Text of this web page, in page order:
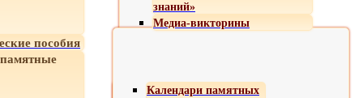
знаний»
Медиа-викторины
пособия
Календари памятных